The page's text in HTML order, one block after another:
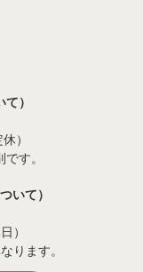
）
）
す。
いて）
）
ります。